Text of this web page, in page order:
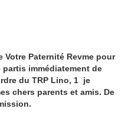
Votre Paternité Revme pour
partis immédiatement de
du TRP Lino, 1 je
chers parents et amis. De